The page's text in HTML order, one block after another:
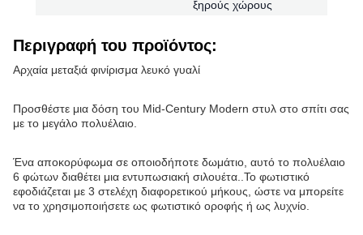
ξηρούς χώρους
Περιγραφή του προϊόντος:
Αρχαία μεταξιά φινίρισμα λευκό γυαλί
Προσθέστε μια δόση του Mid-Century Modern στυλ στο σπίτι σας
με το μεγάλο πολυέλαιο.
Ένα αποκορύφωμα σε οποιοδήποτε δωμάτιο, αυτό το πολυέλαιο
6 φώτων διαθέτει μια εντυπωσιακή σιλουέτα..Το φωτιστικό
εφοδιάζεται με 3 στελέχη διαφορετικού μήκους, ώστε να μπορείτε
να το χρησιμοποιήσετε ως φωτιστικό οροφής ή ως λυχνίο.